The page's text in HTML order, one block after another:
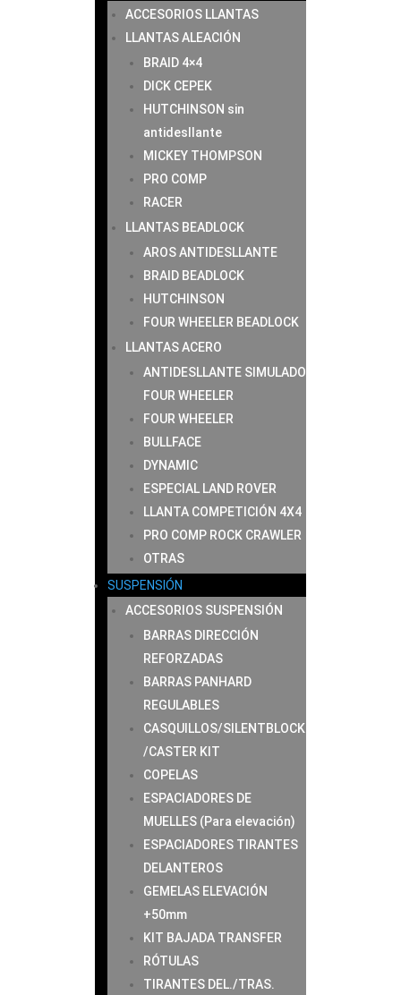
ACCESORIOS LLANTAS
LLANTAS ALEACIÓN
BRAID 4×4
DICK CEPEK
HUTCHINSON sin
antidesllante
MICKEY THOMPSON
PRO COMP
RACER
LLANTAS BEADLOCK
AROS ANTIDESLLANTE
BRAID BEADLOCK
HUTCHINSON
FOUR WHEELER BEADLOCK
LLANTAS ACERO
ANTIDESLLANTE SIMULADO
FOUR WHEELER
FOUR WHEELER
BULLFACE
DYNAMIC
ESPECIAL LAND ROVER
LLANTA COMPETICIÓN 4X4
PRO COMP ROCK CRAWLER
OTRAS
SUSPENSIÓN
ACCESORIOS SUSPENSIÓN
BARRAS DIRECCIÓN
REFORZADAS
BARRAS PANHARD
REGULABLES
CASQUILLOS/SILENTBLOCK
/CASTER KIT
COPELAS
ESPACIADORES DE
MUELLES (Para elevación)
ESPACIADORES TIRANTES
DELANTEROS
GEMELAS ELEVACIÓN
+50mm
KIT BAJADA TRANSFER
RÓTULAS
TIRANTES DEL./TRAS.